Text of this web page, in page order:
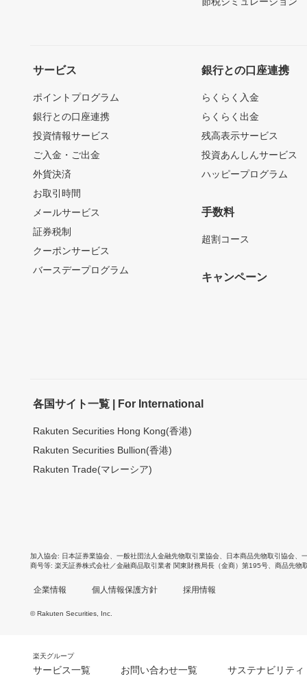
サービス
ポイントプログラム
銀行との口座連携
投資情報サービス
ご入金・ご出金
外貨決済
お取引時間
メールサービス
証券税制
クーポンサービス
バースデープログラム
銀行との口座連携
らくらく入金
らくらく出金
残高表示サービス
投資あんしんサービス
ハッピープログラム
手数料
超割コース
キャンペーン
各国サイト一覧 | For International
Rakuten Securities Hong Kong(香港)
Rakuten Securities Bullion(香港)
Rakuten Trade(マレーシア)
加入協会 日本証券業協会 一般社団法人金融先物取引業協会 日本商品先物取引協会
商号等 楽天証券株式会社／金融商品取引業者 関東財務局長（金商）第195号、商品先物
企業情報 個人情報保護方針 採用情報
© Rakuten Securities, Inc.
楽天グループ
サービス一覧 お問い合わせ一覧 サステナビリティ